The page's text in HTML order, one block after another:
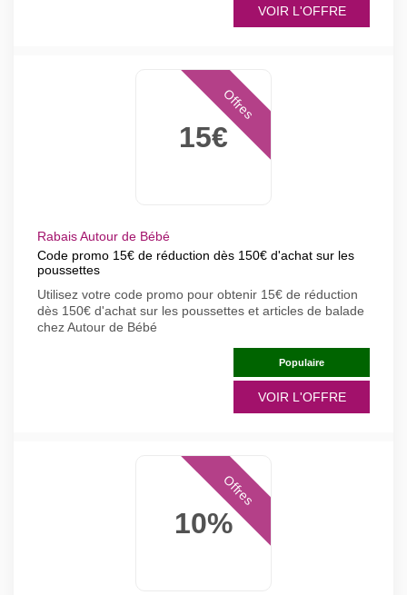
VOIR L'OFFRE
15€
Offres
Rabais Autour de Bébé
Code promo 15€ de réduction dès 150€ d'achat sur les
poussettes
Utilisez votre code promo pour obtenir 15€ de réduction
dès 150€ d'achat sur les poussettes et articles de balade
chez Autour de Bébé
Populaire
VOIR L'OFFRE
10%
Offres